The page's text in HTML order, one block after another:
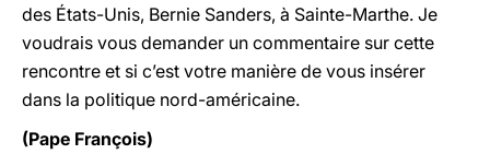
des États-Unis, Bernie Sanders, à Sainte-Marthe. Je
voudrais vous demander un commentaire sur cette
rencontre et si c’est votre manière de vous insérer
dans la politique nord-américaine.
(Pape François)